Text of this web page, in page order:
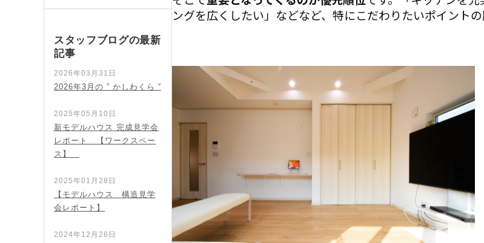
ングを広くしたい」などなど、特にこだわりたいポイント
スタッフブログの最新
記事
2026年03月31日
2026年3月の ” かしわくら “
2025年05月10日
新モデルハウス 完成見学会
レポート 【ワークスペー
ス】
2025年01月28日
【モデルハウス 構造見学
会レポート】
2024年12月26日